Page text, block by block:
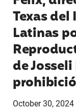
Texas
Latinas
de
October 30, 2024